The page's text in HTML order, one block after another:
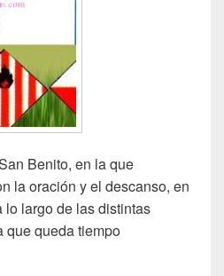
Benito, en la que
la oración y el descanso, en
largo de las distintas
que queda tiempo